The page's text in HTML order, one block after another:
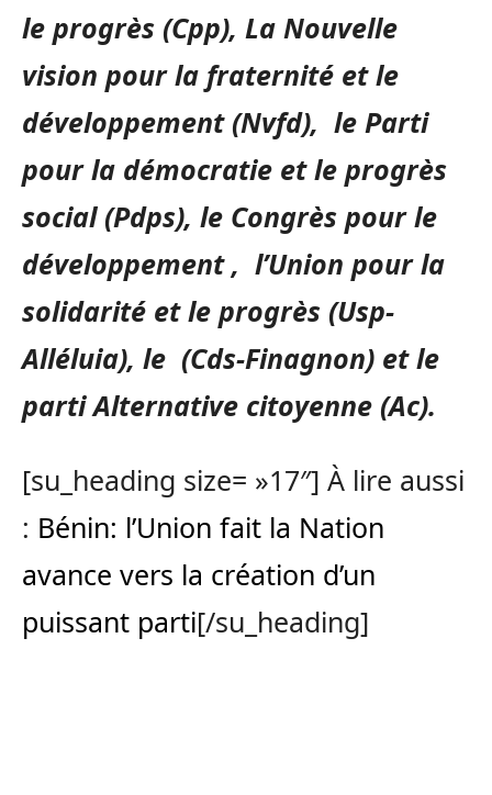
le progrès (Cpp), La Nouvelle
vision pour la fraternité et le
développement (Nvfd), le Parti
pour la démocratie et le progrès
social (Pdps), le Congrès pour le
développement , l’Union pour la
solidarité et le progrès (Usp-
Alléluia), le (Cds-Finagnon) et le
parti Alternative citoyenne (Ac).
[su_heading size= »17″] À lire aussi
: Bénin: l’Union fait la Nation
avance vers la création d’un
puissant parti[/su_heading]